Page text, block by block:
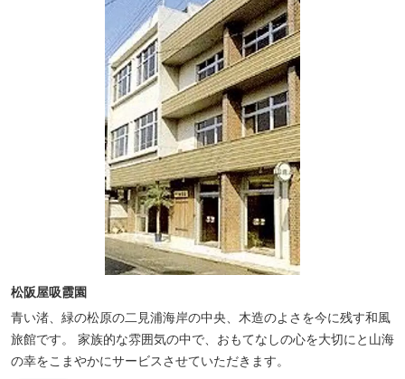
松阪屋吸霞園
青い渚、緑の松原の二見浦海岸の中央、木造のよさを今に残す和風
旅館です。 家族的な雰囲気の中で、おもてなしの心を大切にと山海
の幸をこまやかにサービスさせていただきます。